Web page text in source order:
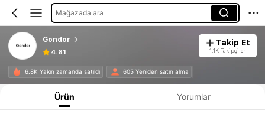
Mağazada ara
Gondor
4.81
Takip Et
1.1K Takipçiler
6.8K Yakın zamanda satıldı 605 Yeniden satın alma
Ürün Yorumlar